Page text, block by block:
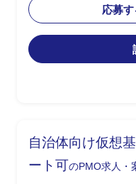
能で
・
実施
応募
自治体向け仮想
ート可のPMO求人・